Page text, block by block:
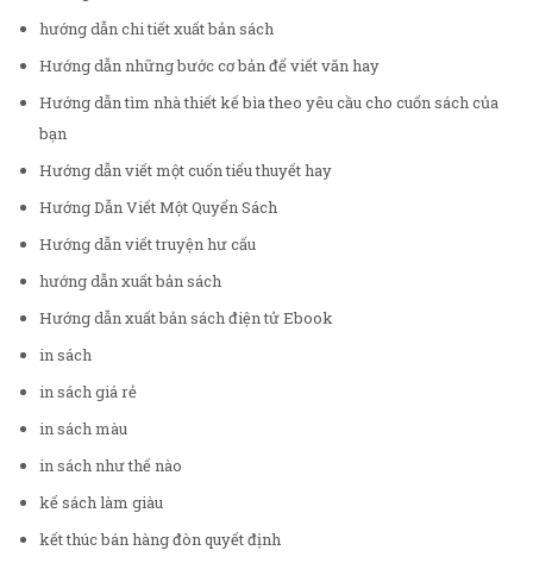
hướng dẫn chi tiết xuất bản sách
Hướng dẫn những bước cơ bản để viết văn hay
Hướng dẫn tìm nhà thiết kế bìa theo yêu cầu cho cuốn sách của
bạn
Hướng dẫn viết một cuốn tiểu thuyết hay
Hướng Dẫn Viết Một Quyển Sách
Hướng dẫn viết truyện hư cấu
hướng dẫn xuất bản sách
Hướng dẫn xuất bản sách điện tử Ebook
in sách
in sách giá rẻ
in sách màu
in sách như thế nào
kế sách làm giàu
kết thúc bán hàng đòn quyết định